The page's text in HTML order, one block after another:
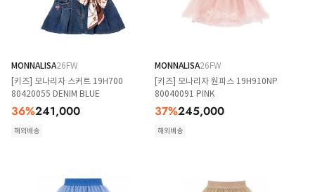
MONNALISA26FW
[키즈] 모나리자 스커트 19H700
80420055 DENIM BLUE
36%241,000
해외배송
MONNALISA26FW
[키즈] 모나리자 원피스 19H910NP
80040091 PINK
37%245,000
해외배송